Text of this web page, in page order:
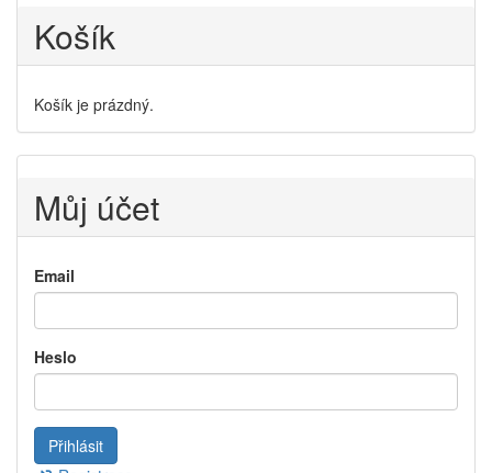
Košík
Košík je prázdný.
Můj účet
Email
Heslo